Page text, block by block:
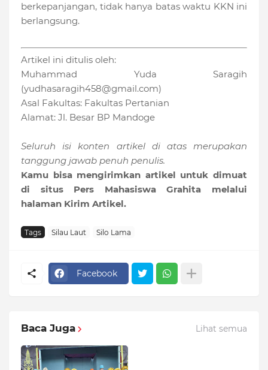
berkepanjangan, tidak hanya batas waktu KKN ini
berlangsung.
Artikel ini ditulis oleh:
Muhammad Yuda Saragih
(yudhasaragih458@gmail.com)
Asal Fakultas: Fakultas Pertanian
Alamat: Jl. Besar BP Mandoge
Seluruh isi konten artikel di atas merupakan
tanggung jawab penuh penulis.
Kamu bisa mengirimkan artikel untuk dimuat
di situs Pers Mahasiswa Grahita melalui
halaman Kirim Artikel.
Tags Silau Laut Silo Lama
Facebook
Baca Juga Lihat semua